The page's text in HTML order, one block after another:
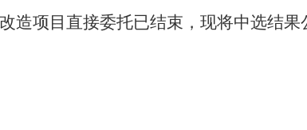
造项目 直接委托已结束，现将中选结果